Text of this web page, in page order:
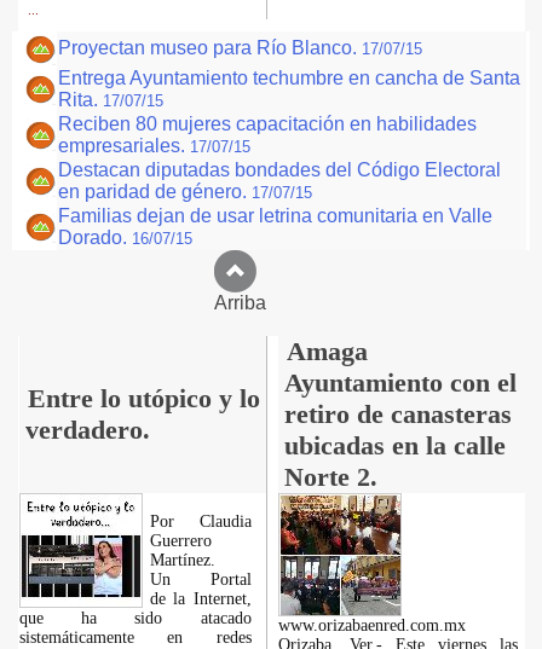
Proyectan museo para Río Blanco. 17/07/15
Entrega Ayuntamiento techumbre en cancha de Santa
Rita. 17/07/15
Reciben 80 mujeres capacitación en habilidades
empresariales. 17/07/15
Destacan diputadas bondades del Código Electoral
en paridad de género. 17/07/15
Familias dejan de usar letrina comunitaria en Valle
Dorado. 16/07/15
Arriba
Entre lo utópico y lo
verdadero.
Amaga
Ayuntamiento con el
retiro de canasteras
ubicadas en la calle
Norte 2.
Por Claudia
Guerrero
Martínez.
​Un Portal
de la Internet,
que ha sido atacado
sistemáticamente en redes
www.orizabaenred.com.mx
Orizaba, Ver.- Este viernes las